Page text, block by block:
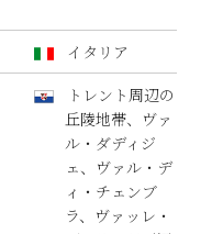
イタリア
トレント周辺の
丘陵地帯、ヴァ
ル・ダディジ
ェ、ヴァル・デ
ィ・チェンブ
ラ、ヴァッレ・